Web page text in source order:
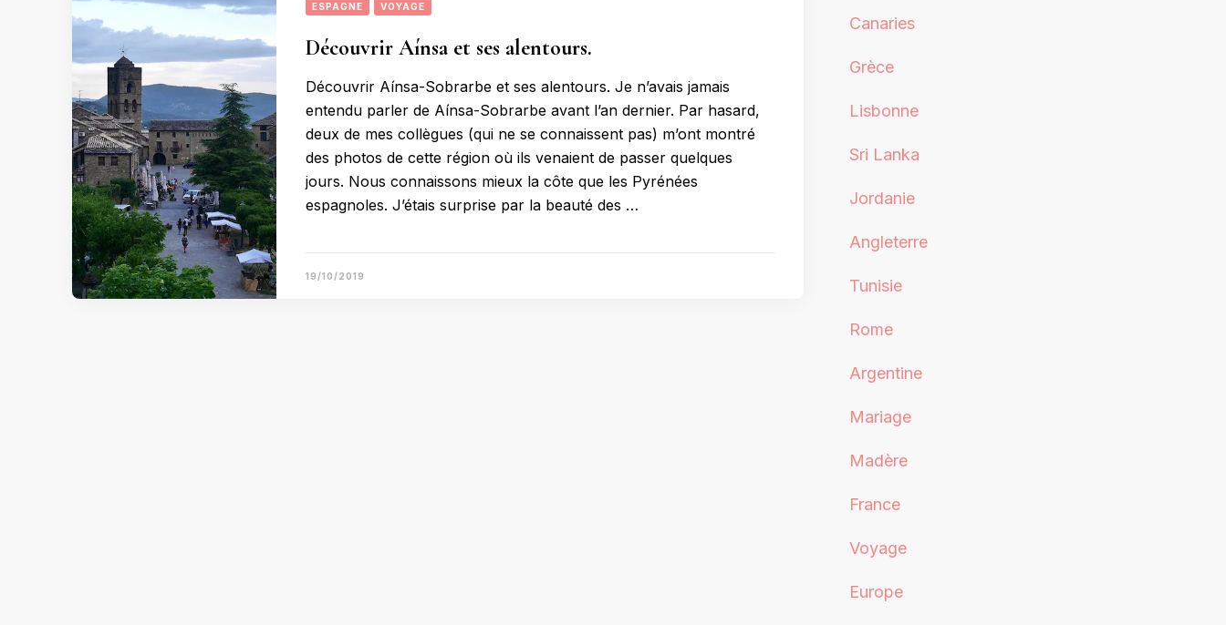
ESPAGNE VOYAGE
Découvrir Aínsa et ses alentours.
Découvrir Aínsa-Sobrarbe et ses alentours. Je n’avais jamais
entendu parler de Aínsa-Sobrarbe avant l’an dernier. Par hasard,
deux de mes collègues (qui ne se connaissent pas) m’ont montré
des photos de cette région où ils venaient de passer quelques
jours. Nous connaissons mieux la côte que les Pyrénées
espagnoles. J’étais surprise par la beauté des …
19/10/2019
Canaries
Grèce
Lisbonne
Sri Lanka
Jordanie
Angleterre
Tunisie
Rome
Argentine
Mariage
Madère
France
Voyage
Europe